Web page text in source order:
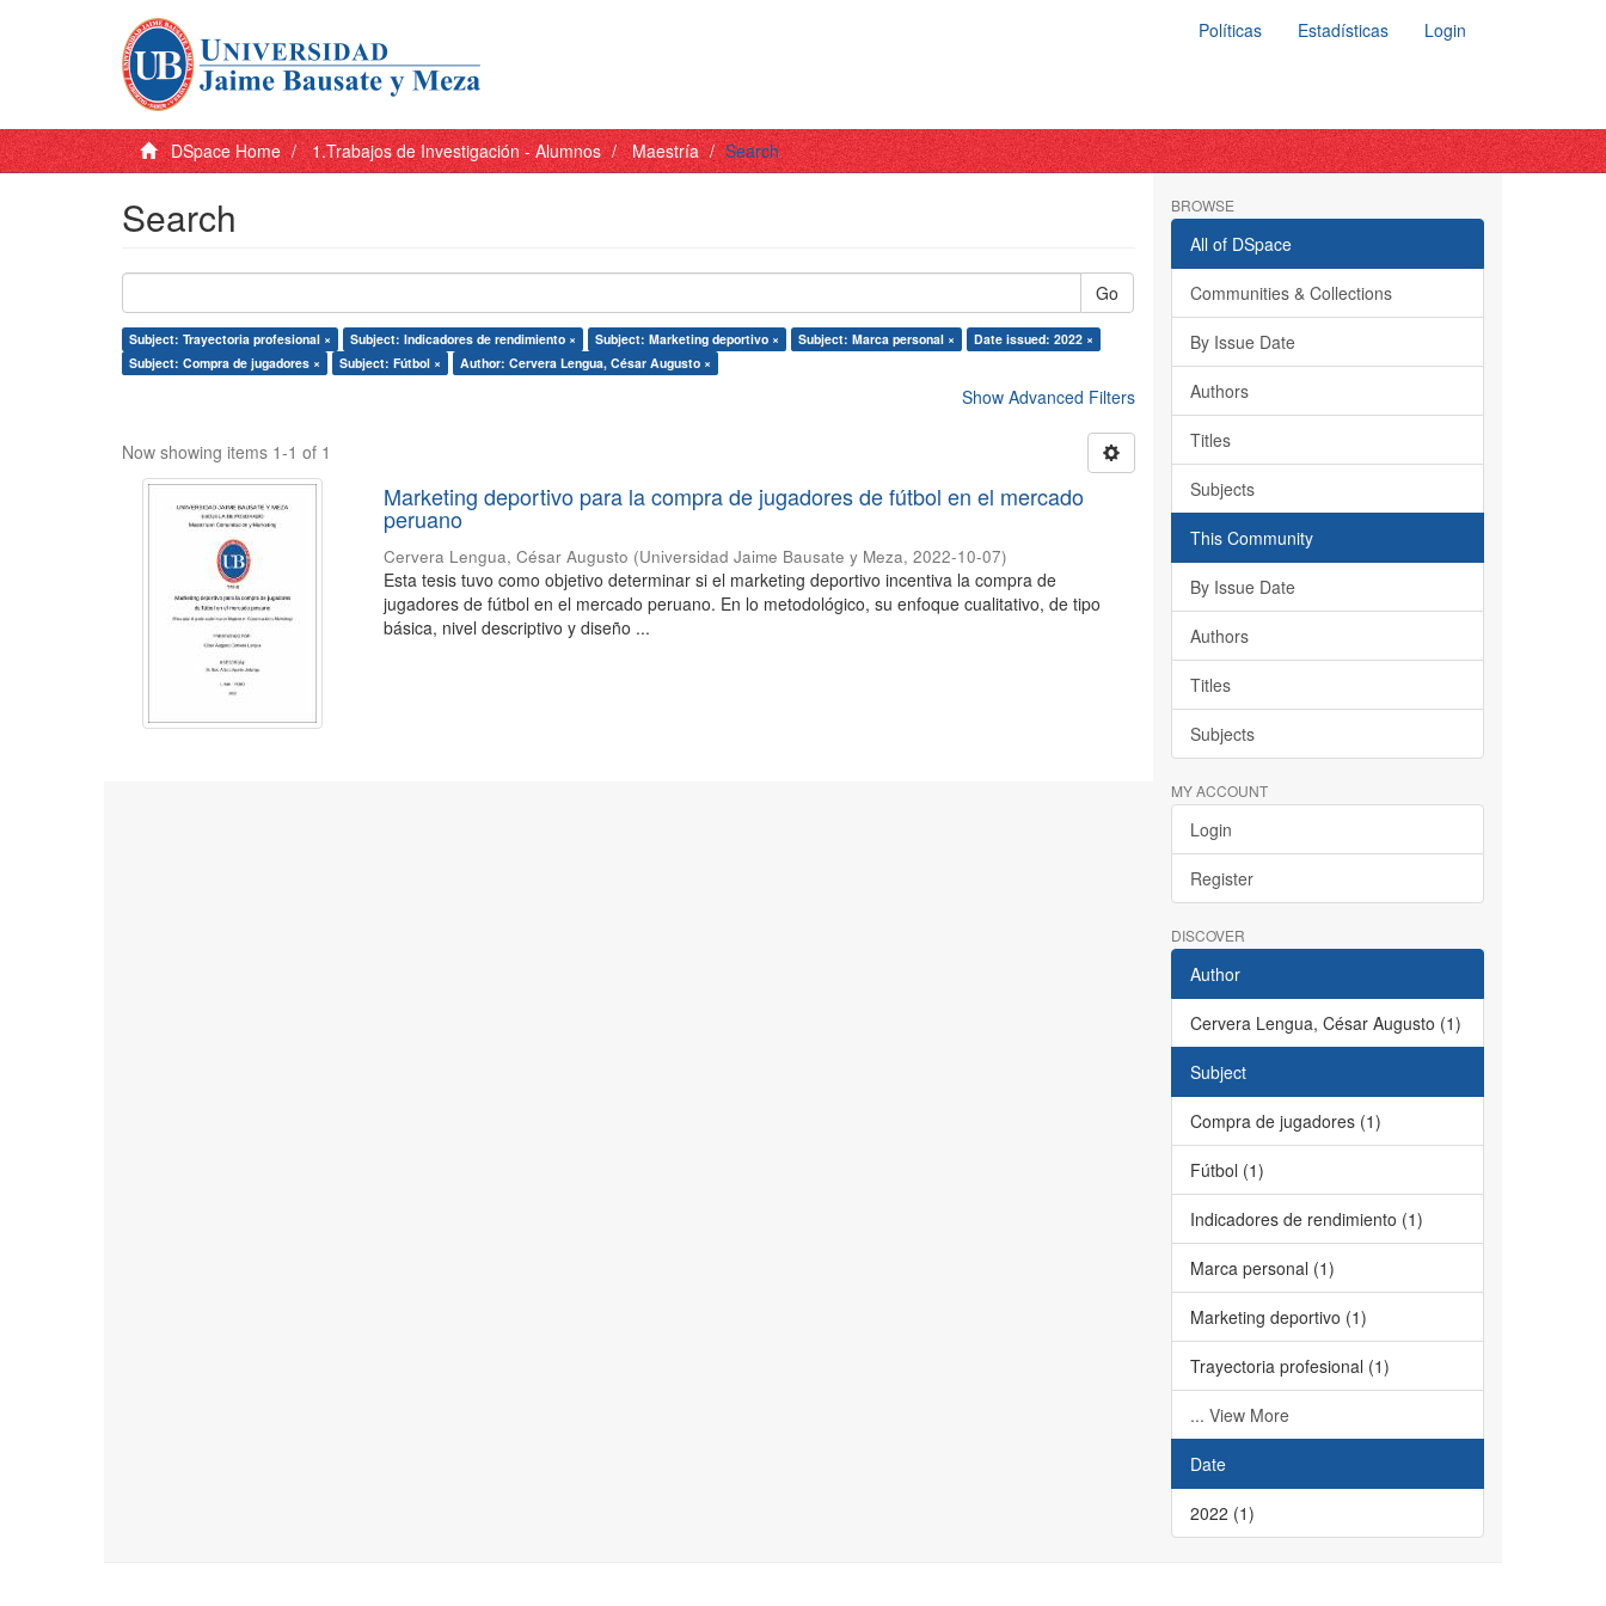
Políticas Estadísticas Login
DSpace Home 1.Trabajos de Investigación - Alumnos Maestría Search
Search
Go
Subject: Trayectoria profesional × Subject: Indicadores de rendimiento × Subject: Marketing deportivo × Subject: Marca personal ×
Date issued: 2022 ×
Subject: Compra de jugadores ×
Subject: Fútbol × Author: Cervera Lengua, César Augusto ×
Show Advanced Filters
Now showing items 1-1 of 1
Marketing deportivo para la compra de jugadores de fútbol en el mercado
peruano
Cervera Lengua, César Augusto (Universidad Jaime Bausate y Meza,2022-10-07)
Esta tesis tuvo como objetivo determinar si el marketing deportivo incentiva la compra de
jugadores de fútbol en el mercado peruano. En lo metodológico, su enfoque cualitativo, de tipo
básica, nivel descriptivo y diseño ...
BROWSE
All of DSpace
Communities & Collections
By Issue Date
Authors
Titles
Subjects
This Community
By Issue Date
Authors
Titles
Subjects
MY ACCOUNT
Login
Register
DISCOVER
Author
Cervera Lengua, César Augusto (1)
Subject
Compra de jugadores (1)
Fútbol (1)
Indicadores de rendimiento (1)
Marca personal (1)
Marketing deportivo (1)
Trayectoria profesional (1)
... View More
Date
2022 (1)